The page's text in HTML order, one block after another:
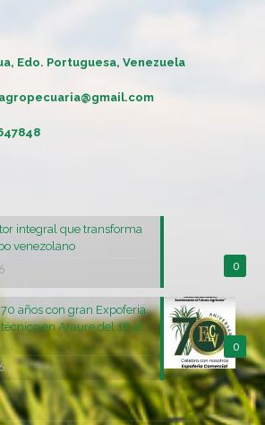
Edo. Portuguesa, Venezuela
0
integral que transforma
venezolano
0
años con gran Expoferia
en Araure del 18 al